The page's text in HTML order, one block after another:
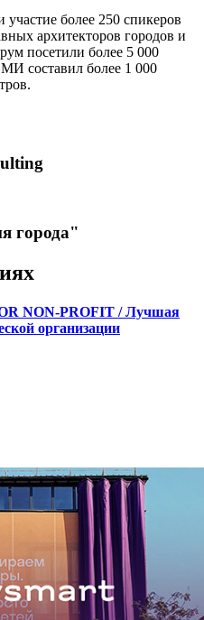
более 250 спикеров
архитекторов городов и
посетили более 5 000
составил более 1 000
города"
NON-PROFIT / Лучшая
организации